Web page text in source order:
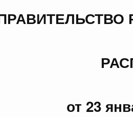
от 23
со справками к